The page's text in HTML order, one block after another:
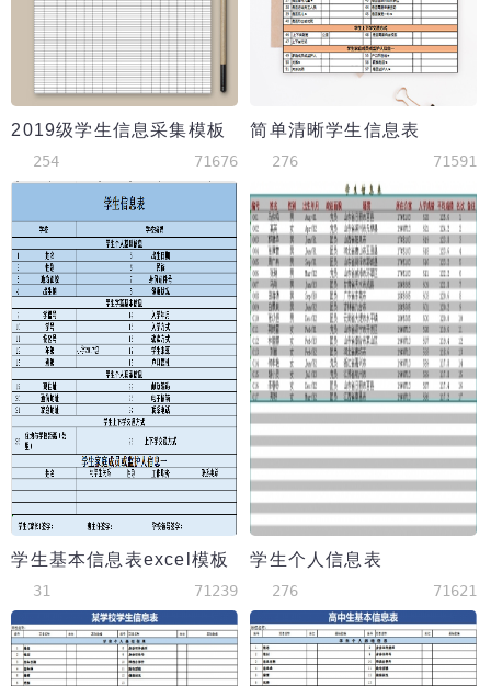
2019级学生信息采集模板
254 71676
简单清晰学生信息表
276 71591
学生基本信息表excel模板
31 71239
学生个人信息表
276 71621